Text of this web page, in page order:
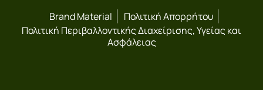
Brand Material
Πολιτική Απορρήτου
Πολιτική Περιβαλλοντικής Διαχείρισης, Υγείας και
Ασφάλειας